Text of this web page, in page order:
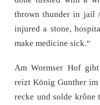
thrown thunder in jail
injured a stone,
make medicine sick.“
Am Wormser Hof
reizt König Gunther im
recke und solde